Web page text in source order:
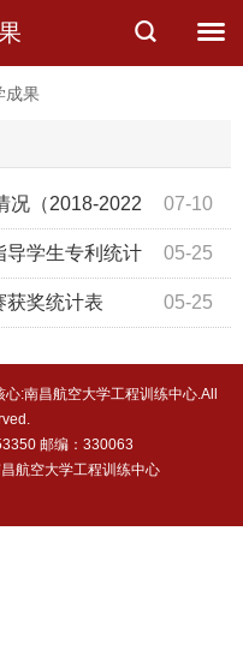
成果
07-10
况（2018-2022
05-25
导学生专利统计
05-25
获奖统计表
:南昌航空大学工程训练中心.All
邮编：330063
航空大学工程训练中心